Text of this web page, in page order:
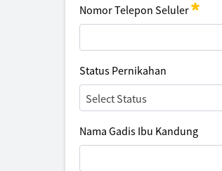
Nomor Telepon Seluler
Status Pernikahan
Select Status
Nama Gadis Ibu Kandung